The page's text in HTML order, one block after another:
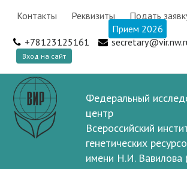
Контакты Реквизиты Подать
Прием 2026
+78123125161
Вход на сайт
Федеральный
центр
Всероссийский
генетических
имени Н.И.